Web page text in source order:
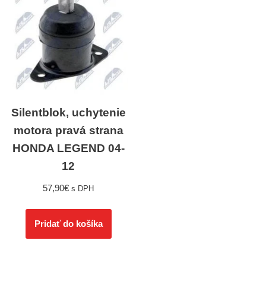
Silentblok, uchytenie
motora pravá strana
HONDA LEGEND 04-
12
57,90€ s DPH
Pridať do košíka